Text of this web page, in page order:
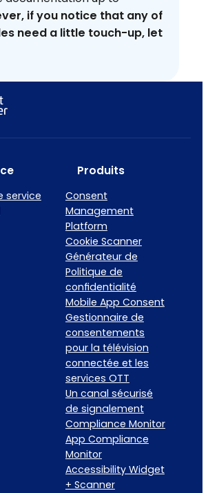
if you notice that any of
need a little touch-up, let
service
Produits
Consent
Management
Platform
Cookie Scanner
Générateur de
Politique de
confidentialité
Mobile App Consent
Gestionnaire de
consentements
pour la télévision
connectée et les
services OTT
Un canal sécurisé
de signalement
Compliance Monitor
App Compliance
Monitor
Accessibility Widget
+ Scanner